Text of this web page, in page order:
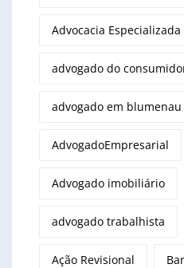
Advocacia Especializada
advogado do
advogado em blumenau
AdvogadoEmpresarial
Advogado imobiliário
advogado trabalhista
Ação Revisional